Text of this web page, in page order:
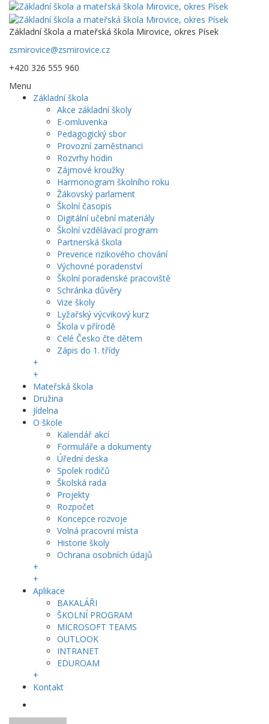
Základní škola a mateřská škola Mirovice, okres Písek
zsmirovice@zsmirovice.cz
+420 326 555 960
Menu
Základní škola
Akce základní školy
E-omluvenka
Pedagogický sbor
Provozní zaměstnanci
Rozvrhy hodin
Zájmové kroužky
Harmonogram školního roku
Žákovský parlament
Školní časopis
Digitální učební materiály
Školní vzdělávací program
Partnerská škola
Prevence rizikového chování
Výchovné poradenství
Školní poradenské pracoviště
Schránka důvěry
Vize školy
Lyžařský výcvikový kurz
Škola v přírodě
Celé Česko čte dětem
Zápis do 1. třídy
+
+
Mateřská škola
Družina
Jídelna
O škole
Kalendář akcí
Formuláře a dokumenty
Úřední deska
Spolek rodičů
Školská rada
Projekty
Rozpočet
Koncepce rozvoje
Volná pracovní místa
Historie školy
Ochrana osobních údajů
+
+
Aplikace
BAKALÁŘI
ŠKOLNÍ PROGRAM
MICROSOFT TEAMS
OUTLOOK
INTRANET
EDUROAM
+
Kontakt